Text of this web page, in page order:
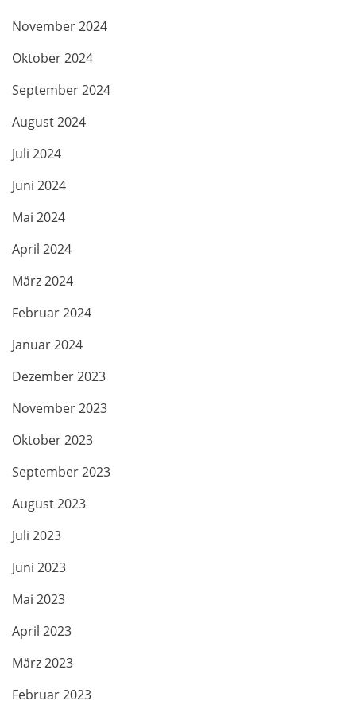
November 2024
Oktober 2024
September 2024
August 2024
Juli 2024
Juni 2024
Mai 2024
April 2024
März 2024
Februar 2024
Januar 2024
Dezember 2023
November 2023
Oktober 2023
September 2023
August 2023
Juli 2023
Juni 2023
Mai 2023
April 2023
März 2023
Februar 2023